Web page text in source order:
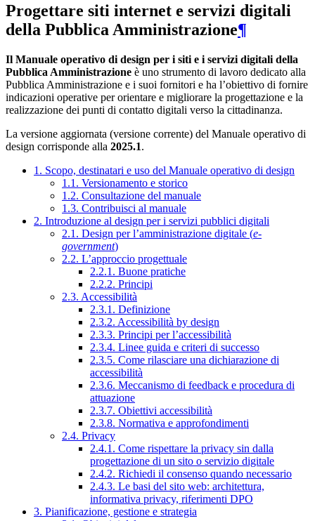
Progettare siti internet e servizi digitali
della Pubblica Amministrazione¶
Il Manuale operativo di design per i siti e i servizi digitali della
Pubblica Amministrazione è uno strumento di lavoro dedicato alla
Pubblica Amministrazione e i suoi fornitori e ha l’obiettivo di fornire
indicazioni operative per orientare e migliorare la progettazione e la
realizzazione dei punti di contatto digitali verso la cittadinanza.
La versione aggiornata (versione corrente) del Manuale operativo di
design corrisponde alla 2025.1.
1. Scopo, destinatari e uso del Manuale operativo di design
1.1. Versionamento e storico
1.2. Consultazione del manuale
1.3. Contribuisci al manuale
2. Introduzione al design per i servizi pubblici digitali
2.1. Design per l’amministrazione digitale (e-
government)
2.2. L’approccio progettuale
2.2.1. Buone pratiche
2.2.2. Principi
2.3. Accessibilità
2.3.1. Definizione
2.3.2. Accessibilità by design
2.3.3. Principi per l’accessibilità
2.3.4. Linee guida e criteri di successo
2.3.5. Come rilasciare una dichiarazione di
accessibilità
2.3.6. Meccanismo di feedback e procedura di
attuazione
2.3.7. Obiettivi accessibilità
2.3.8. Normativa e approfondimenti
2.4. Privacy
2.4.1. Come rispettare la privacy sin dalla
progettazione di un sito o servizio digitale
2.4.2. Richiedi il consenso quando necessario
2.4.3. Le basi del sito web: architettura,
informativa privacy, riferimenti DPO
3. Pianificazione, gestione e strategia